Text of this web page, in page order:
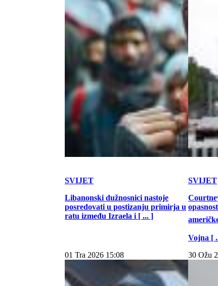
SVIJET
Libanonski dužnosnici nastoje
posredovati u postizanju primirja u
ratu između Izraela i [ ... ]
SVIJET
Vojna [
01 Tra 2026 15:08 30 Ožu